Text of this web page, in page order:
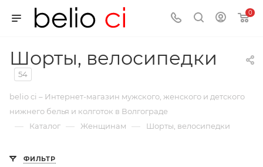
0
Шорты, велосипедки
54
belio ci – Интернет-магазин мужского, женского и детского
нижнего белья и колготок в Волгограде
— Каталог — Женщинам — Шорты, велосипедки
ФИЛЬТР